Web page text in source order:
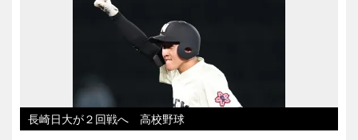
長崎日大が２回戦へ 高校野球